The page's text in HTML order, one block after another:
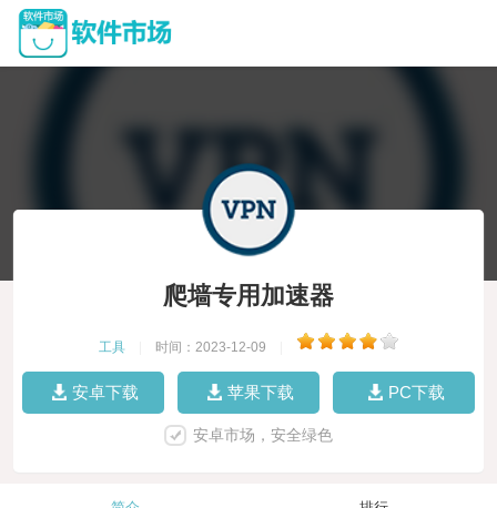
爬墙专用加速器
工具 时间：2023-12-09
安卓下载 苹果下载 PC下载
安卓市场，安全绿色